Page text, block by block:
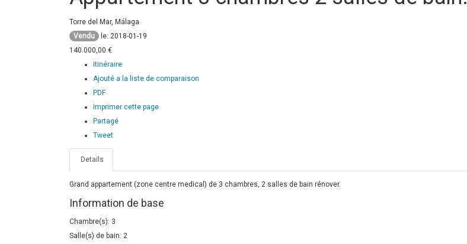
Torre del Mar, Málaga
Vendu
le: 2018-01-19
140.000,00 €
Itinéraire
Ajouté a la liste de comparaison
PDF
Imprimer cette page
Partagé
Tweet
Details
Grand appartement (zone centre medical) de 3 chambres, 2 salles de bain rénover.
Information de base
Chambre(s): 3
Salle(s) de bain: 2